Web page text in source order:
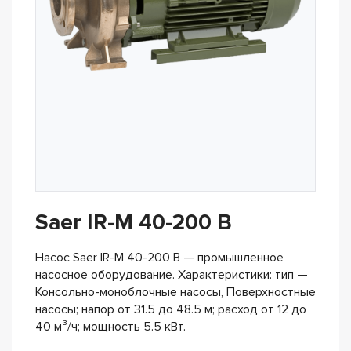
Saer IR-M 40-200 B
Насос Saer IR-M 40-200 B — промышленное
насосное оборудование. Характеристики: тип —
Консольно-моноблочные насосы, Поверхностные
насосы; напор от 31.5 до 48.5 м; расход от 12 до
40 м³/ч; мощность 5.5 кВт.